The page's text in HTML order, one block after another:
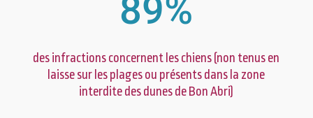
89%
des infractions concernent les chiens (non tenus en
laisse sur les plages ou présents dans la zone
interdite des dunes de Bon Abri)